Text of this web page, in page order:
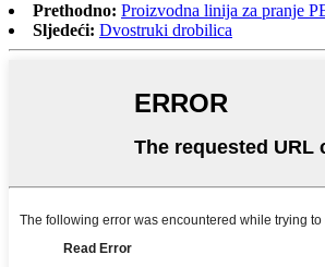
Prethodno: Proizvodna linija za pranje
Sljedeći: Dvostruki drobilica